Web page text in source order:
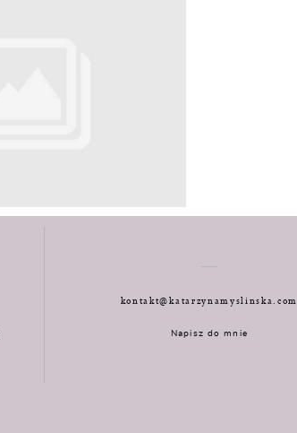
kontakt@katarzynamyslinska.com
Napisz do mnie